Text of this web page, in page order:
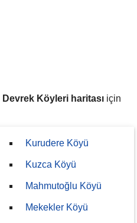
Devrek Köyleri haritası için
Kurudere Köyü
Kuzca Köyü
Mahmutoğlu Köyü
Mekekler Köyü